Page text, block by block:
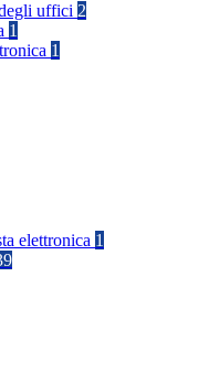
uffici 2
1
1
elettronica 1